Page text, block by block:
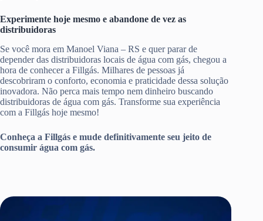
Experimente hoje mesmo e abandone de vez as
distribuidoras
Se você mora em Manoel Viana – RS e quer parar de
depender das distribuidoras locais de água com gás, chegou a
hora de conhecer a Fillgás. Milhares de pessoas já
descobriram o conforto, economia e praticidade dessa solução
inovadora. Não perca mais tempo nem dinheiro buscando
distribuidoras de água com gás. Transforme sua experiência
com a Fillgás hoje mesmo!
Conheça a Fillgás e mude definitivamente seu jeito de
consumir água com gás.